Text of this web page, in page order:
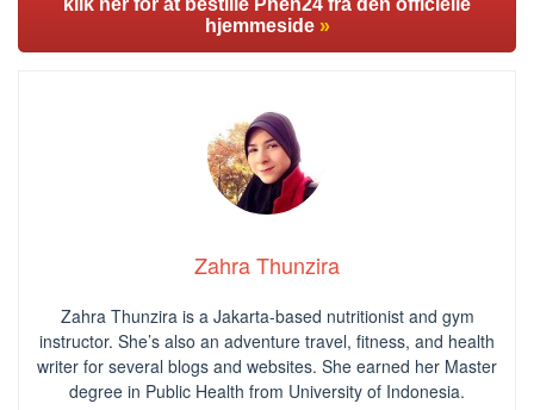
hjemmeside »
Zahra Thunzira
Zahra Thunzira is a Jakarta-based nutritionist and gym
instructor. She’s also an adventure travel, fitness, and health
writer for several blogs and websites. She earned her Master
degree in Public Health from University of Indonesia.